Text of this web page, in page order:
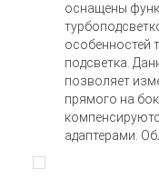
оснащены
особенностей
подсветка.
позволяет
прямого на
адаптерами.